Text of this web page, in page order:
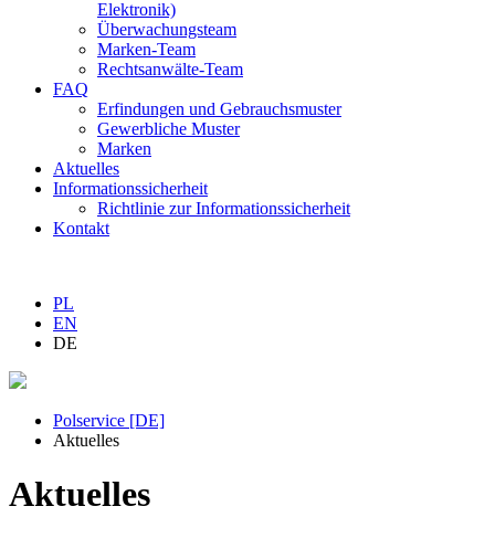
Elektronik)
Überwachungsteam
Marken-Team
Rechtsanwälte-Team
FAQ
Erfindungen und Gebrauchsmuster
Gewerbliche Muster
Marken
Aktuelles
Informationssicherheit
Richtlinie zur Informationssicherheit
Kontakt
PL
EN
DE
Polservice [DE]
Aktuelles
Aktuelles